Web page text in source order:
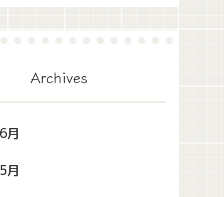
Archives
月
月